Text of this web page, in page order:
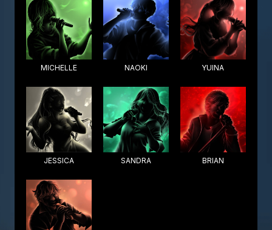
MICHELLE NAOKI YUINA
JESSICA SANDRA BRIAN